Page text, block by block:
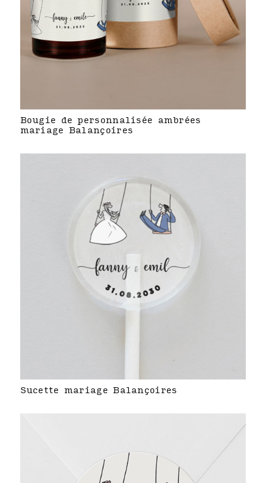
Bougie de personnalisée ambrées
mariage Balançoires
Sucette mariage Balançoires